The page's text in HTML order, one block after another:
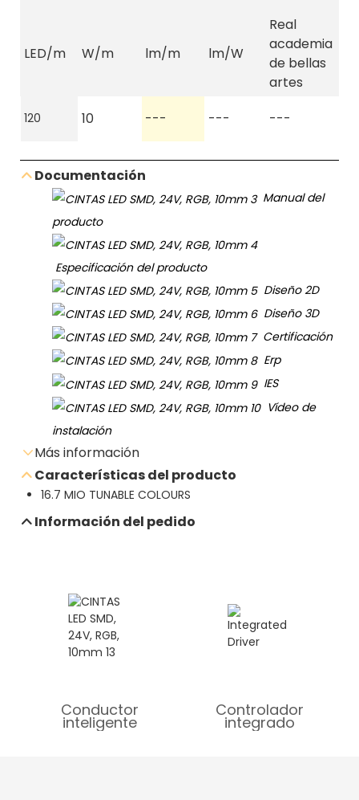
LED/m W/m lm/m lm/W
Real
academia
de bellas
artes
120 10 --- --- ---
Documentación
Manual del
producto
Especificación del producto
Diseño 2D
Diseño 3D
Certificación
Erp
IES
Vídeo de
instalación
Más información
Descarga de hoja de datos
Características del producto
16.7 MIO TUNABLE COLOURS
Información del pedido
Conductor
inteligente
Controlador
integrado